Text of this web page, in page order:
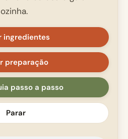
ingredientes
preparação
passo a passo
Parar